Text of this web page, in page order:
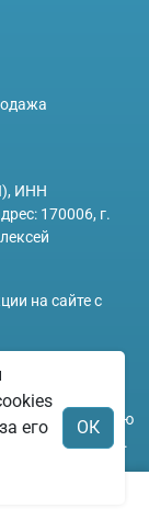
ИНН
170006, г.
на сайте с
при каких
дополнительную
на сайте.
его
ОК